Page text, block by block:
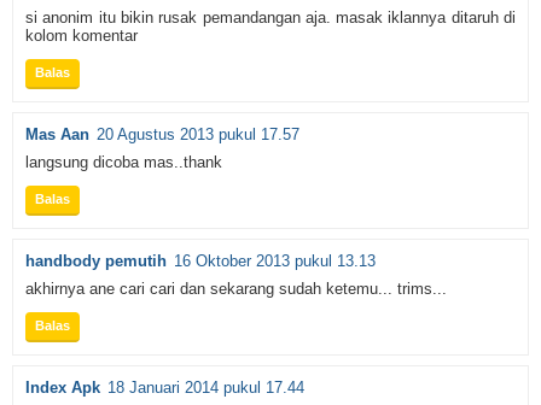
si anonim itu bikin rusak pemandangan aja. masak iklannya ditaruh di
kolom komentar
Balas
Mas Aan 20 Agustus 2013 pukul 17.57
langsung dicoba mas..thank
Balas
handbody pemutih 16 Oktober 2013 pukul 13.13
akhirnya ane cari cari dan sekarang sudah ketemu... trims...
Balas
Index Apk 18 Januari 2014 pukul 17.44